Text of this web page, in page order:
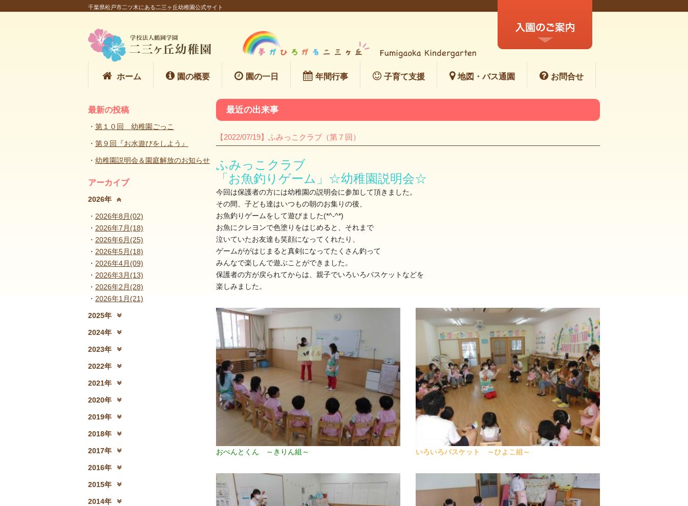
千葉県松戸市二ツ木にある二三ヶ丘幼稚園公式サイト
ホーム 園の概要 園の一日 年間行事 子育て支援 地図・バス通園 お問合せ
最新の投稿
第１０回 幼稚園ごっこ
第９回『お水遊びをしよう』
幼稚園説明会＆園庭解放のお知らせ
アーカイブ
2026年
2026年8月(02)
2026年7月(18)
2026年6月(25)
2026年5月(18)
2026年4月(09)
2026年3月(13)
2026年2月(28)
2026年1月(21)
2025年
2025年12月(15)
2025年11月(17) 2025年9月(21)
2024年
2024年12月(18)
2024年11月(20) 2024年10月(31) 2024年9月(27)
2023年
2023年12月(19)
2023年11月(19) 2023年10月(32) 2023年9月(29)
2022年
2022年12月(13)
2022年11月(13) 2022年10月(28) 2022年9月(21)
2021年
2021年12月(08)
2021年11月(06) 2021年10月(08) 2021年9月(05)
2020年
2020年12月(10)
2020年11月(06) 2020年10月(13) 2020年9月(07)
2019年
2019年12月(10)
2019年11月(12) 2019年10月(09) 2019年9月(12)
2018年
2018年12月(08)
2018年11月(12) 2018年10月(10) 2018年9月(08)
2017年
2017年12月(04)
2016年
2016年12月(03)
2016年11月(05) 2016年9月(08)
2015年
2015年12月(05)
2015年11月(04) 2015年10月(08) 2015年9月(09)
2014年
最近の出来事
【2022/07/19】ふみっこクラブ（第７回）
ふみっこクラブ
「お魚釣りゲーム」☆幼稚園説明会☆
今回は保護者の方には幼稚園の説明会に参加して頂きました。
その間、子ども達はいつもの朝のお集りの後、
お魚釣りゲームをして遊びました(*^-^*)
お魚にクレヨンで色塗りをはじめると、それまで
泣いていたお友達も笑顔になってくれたり、
ゲームががはじまると真剣になってたくさん釣って
みんなで楽しんで遊ぶことができました。
保護者の方が戻られてからは、親子でいろいろバスケットなどを
楽しみました。
おべんとくん ～きりん組～ いろいろバスケット ～ひよこ組～